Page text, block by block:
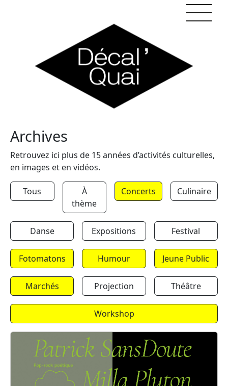
Archives
Retrouvez ici plus de 15 années d’activités culturelles,
en images et en vidéos.
Tous
À
thème
Concerts Culinaire
Danse Expositions Festival
Fotomatons Humour Jeune Public
Marchés Projection Théâtre
Workshop